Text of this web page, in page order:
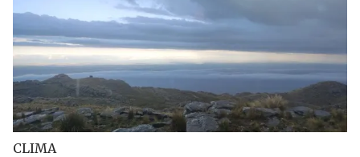
CLIMA